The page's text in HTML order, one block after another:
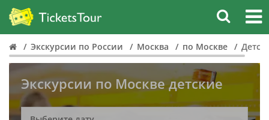
Экскурсии по России Москва по Москве
Экскурсии по Москве детские